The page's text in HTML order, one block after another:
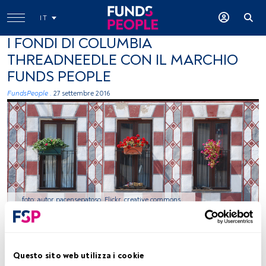
Questo sito web utilizza i cookie
IT
I FONDI DI COLUMBIA
THREADNEEDLE CON IL MARCHIO
FUNDS PEOPLE
FundsPeople . 27 settembre 2016
foto: autor pacensepatoso, Flickr, creative commons